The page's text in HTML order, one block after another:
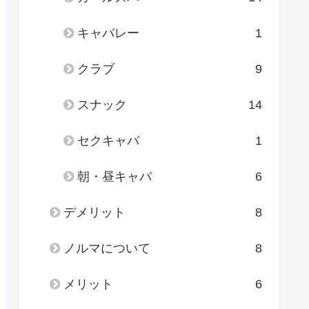
キャバレー 1
クラブ 9
スナック 14
セクキャバ 1
朝・昼キャバ 6
デメリット 8
ノルマについて 8
メリット 6